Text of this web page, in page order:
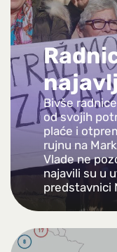
Bivše
od svojih
plaće i
rujnu na
Vlade ne
najavili su u
predstavnici